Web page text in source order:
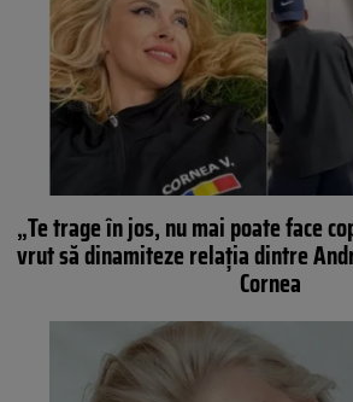
„Te trage în jos, nu mai poate face
vrut să dinamiteze relația dintre
Cornea